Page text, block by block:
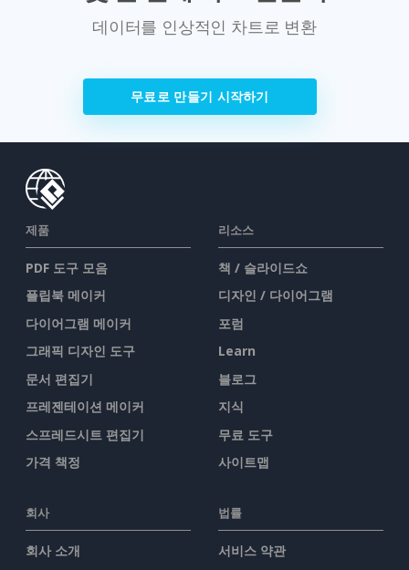
데이터를 인상적인 차트로 변환
무료로 만들기 시작하기
제품
PDF 도구 모음
플립북 메이커
다이어그램 메이커
그래픽 디자인 도구
문서 편집기
프레젠테이션 메이커
스프레드시트 편집기
가격 책정
리소스
책 / 슬라이드쇼
디자인 / 다이어그램
포럼
Learn
블로그
지식
무료 도구
사이트맵
회사
회사 소개
법률
서비스 약관